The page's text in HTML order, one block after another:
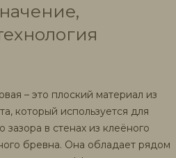
– это плоский материал из
который используется для
в стенах из клеёного
бревна. Она обладает рядом